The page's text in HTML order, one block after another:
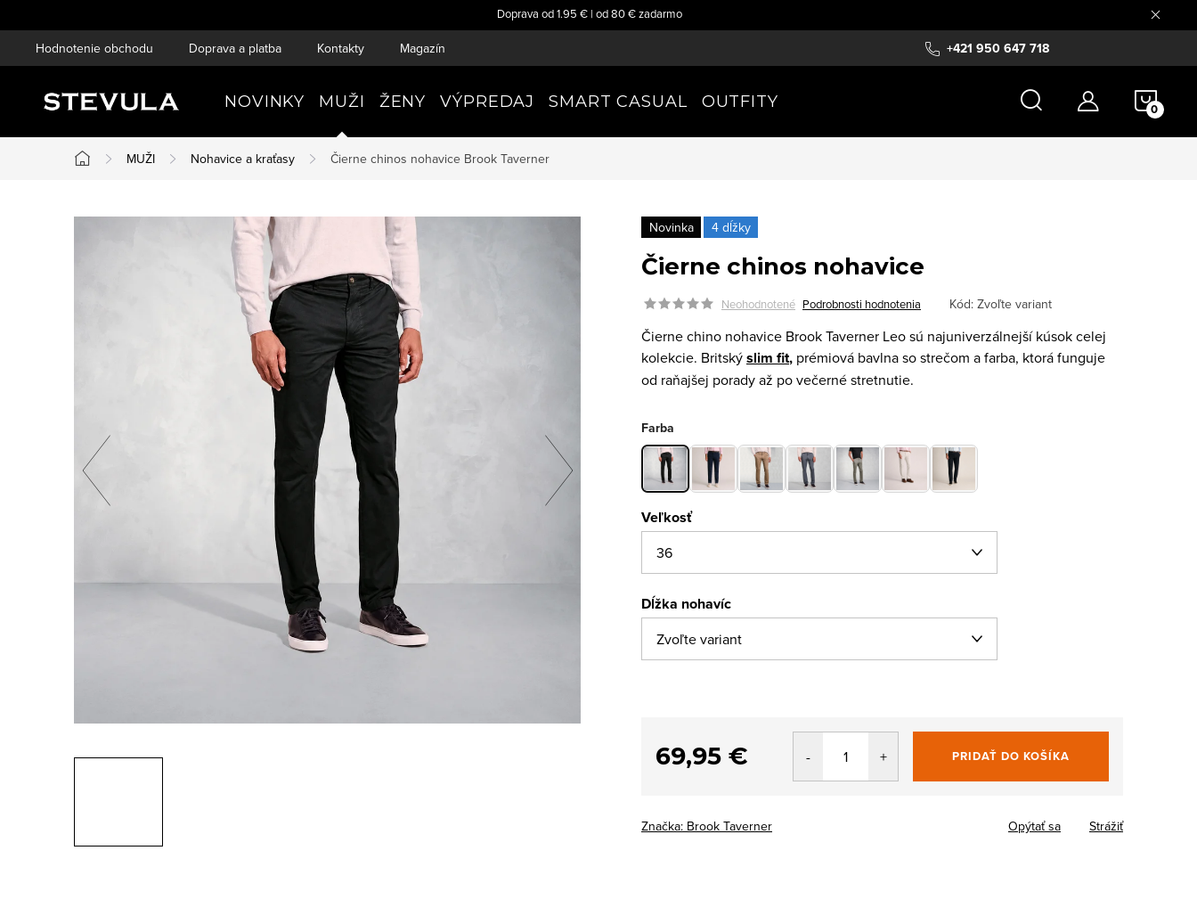
na
Doprava od 1.95 € | od 80 € zadarmo
+421 950 647 718
Hodnotenie obchodu Doprava a platba Kontakty Magazín
NOVINKY MUŽI ŽENY VÝPREDAJ SMART CASUAL OUTFITY
Domov
MUŽI Nohavice a kraťasy Čierne chinos nohavice Brook Taverner
Novinka 4 dĺžky
Čierne chinos nohavice
Neohodnotené Podrobnosti hodnotenia Kód: Zvoľte variant
Čierne chino nohavice Brook Taverner Leo sú najuniverzálnejší kúsok celej
kolekcie. Britskýslim fit, prémiová bavlna so strečom a farba, ktorá funguje
od raňajšej porady až po večerné stretnutie.
Farba
Veľkosť
Dĺžka nohavíc
69,95 €
Jednotková
cena:
PRIDAŤ DO KOŠÍKA
Značka: Brook Taverner Opýtať sa Strážiť